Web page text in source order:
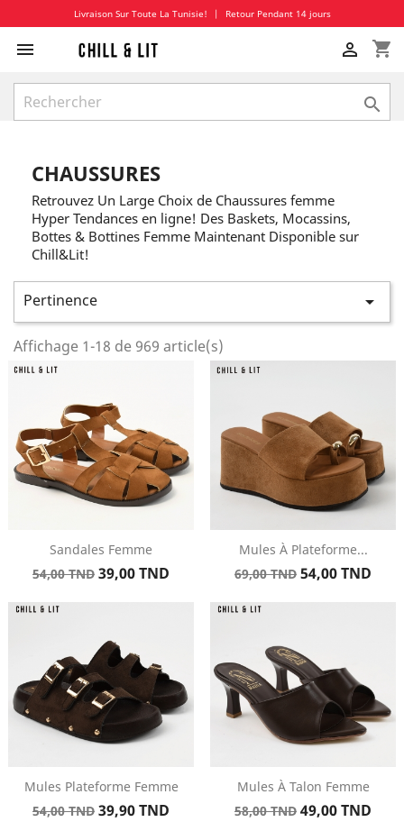
Livraison Sur Toute La Tunisie! | Retour Pendant 14 jours
 shopping_cart


CHAUSSURES
Retrouvez Un Large Choix de Chaussures femme
Hyper Tendances en ligne! Des Baskets, Mocassins,
Bottes & Bottines Femme Maintenant Disponible sur
Chill&Lit!
Pertinence 
Affichage 1-18 de 969 article(s)
Sandales Femme
Prix
base
54,00 TND Prix
39,00 TND
Mules À Plateforme...
Prix
base
69,00 TND Prix
54,00 TND
Mules Plateforme Femme
Prix
54,00 TND Prix
39,90 TND
Mules À Talon Femme
Prix
58,00 TND Prix
49,00 TND